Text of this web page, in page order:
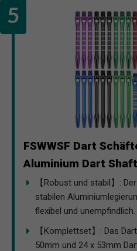
FSWWSF Dart
Aluminium Dart
【Robust und stabil】:
stabilen
flexibel und unempfindlich.
【Komplettset】: Das
50mm und 24 x 53mm